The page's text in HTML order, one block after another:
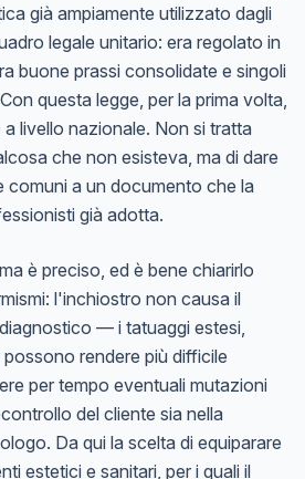
già ampiamente utilizzato dagli
legale unitario: era regolato in
buone prassi consolidate e singoli
questa legge, per la prima volta,
livello nazionale. Non si tratta
che non esisteva, ma di dare
comuni a un documento che la
già adotta.
è preciso, ed è bene chiarirlo
l'inchiostro non causa il
— i tatuaggi estesi,
rendere più difficile
per tempo eventuali mutazioni
del cliente sia nella
Da qui la scelta di equiparare
estetici e sanitari, per i quali il